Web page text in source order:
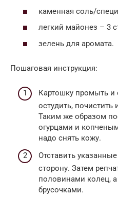
каменная соль/
легкий майонез – 3
зелень для аромата.
Пошаговая инструкция:
Картошку промыть и
остудить, почистить
Таким же образом
огурцами и
надо снять кожу.
Отставить
сторону. Затем
половинами колец,
брусочками.